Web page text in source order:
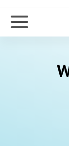
Handige
links